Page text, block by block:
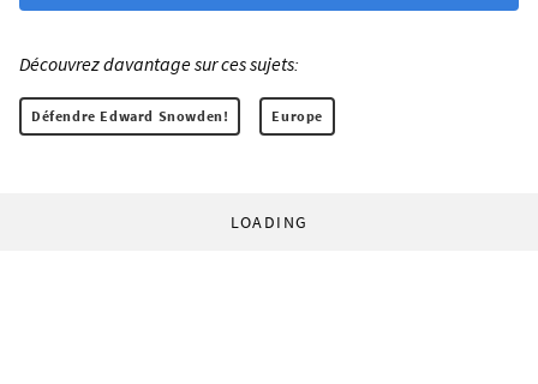
Découvrez davantage sur ces sujets:
Défendre Edward Snowden! Europe
LOADING